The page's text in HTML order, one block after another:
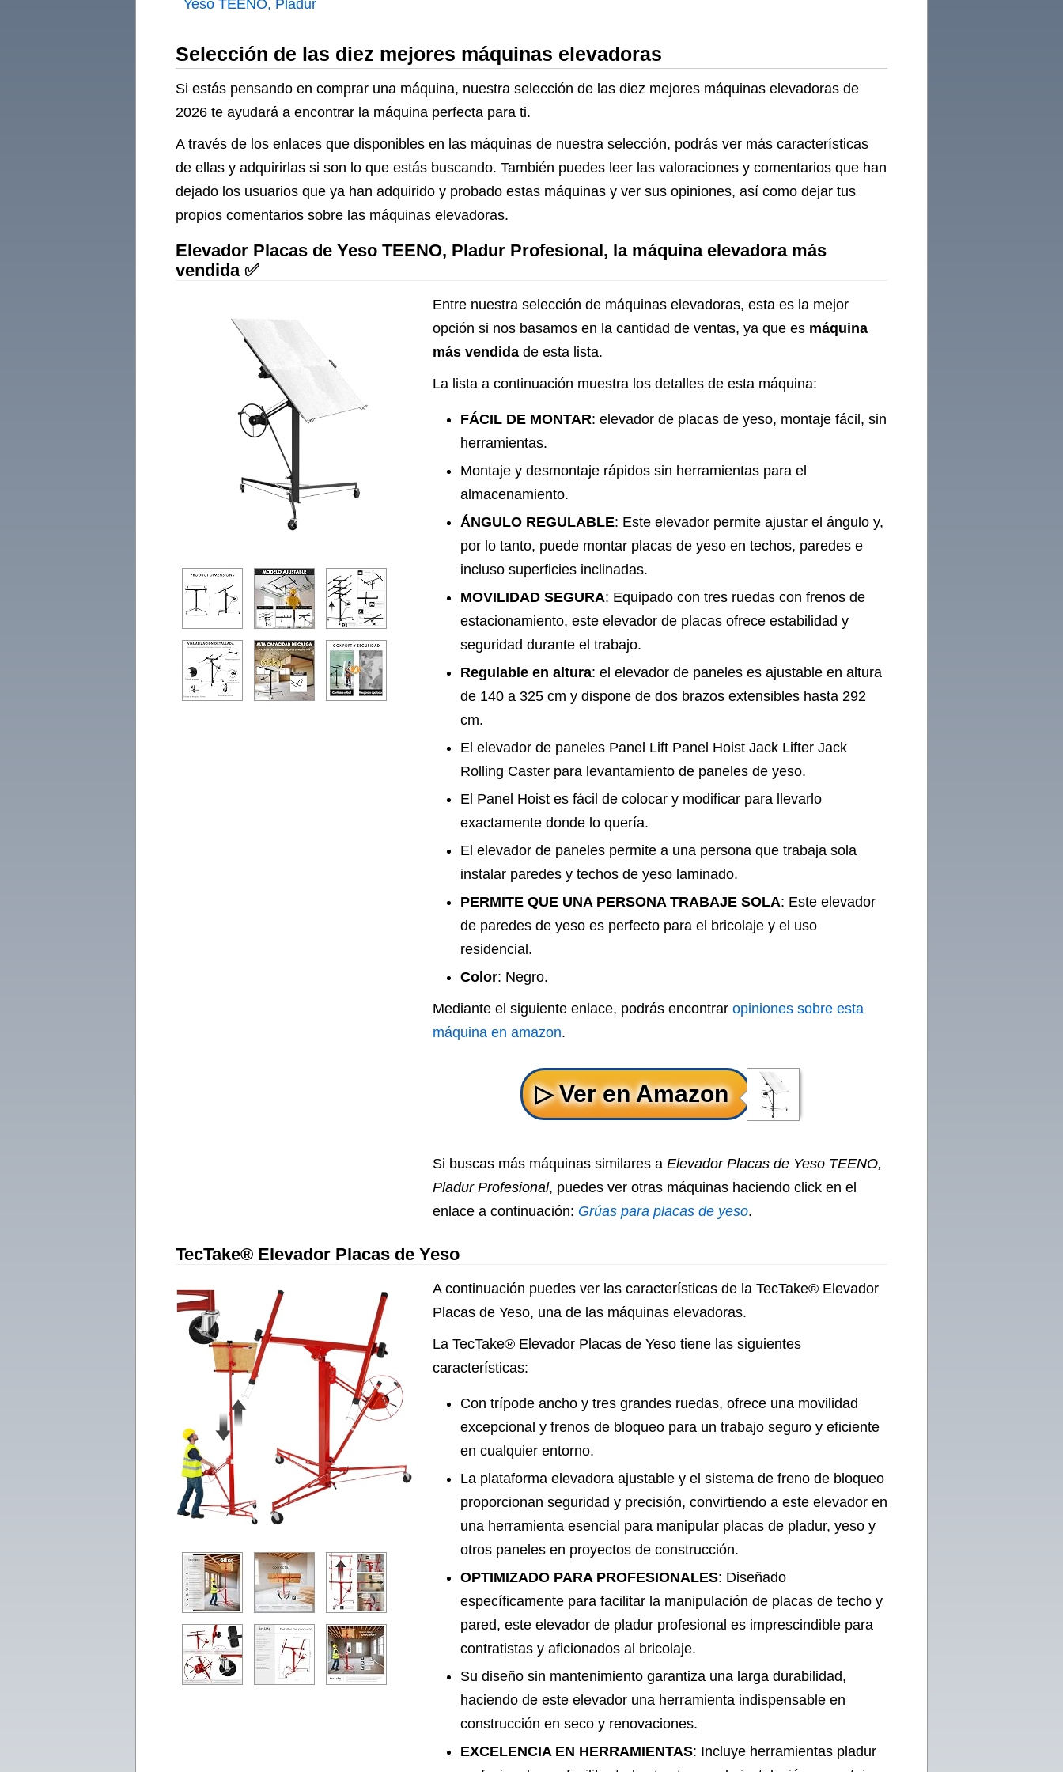
Yeso TEENO, Pladur
Selección de las diez mejores máquinas elevadoras
Si estás pensando en comprar una máquina, nuestra selección de las diez mejores máquinas elevadoras de
2026 te ayudará a encontrar la máquina perfecta para ti.
A través de los enlaces que disponibles en las máquinas de nuestra selección, podrás ver más características
de ellas y adquirirlas si son lo que estás buscando. También puedes leer las valoraciones y comentarios que han
dejado los usuarios que ya han adquirido y probado estas máquinas y ver sus opiniones, así como dejar tus
propios comentarios sobre las máquinas elevadoras.
Elevador Placas de Yeso TEENO, Pladur Profesional, la máquina elevadora más
vendida ✅
Entre nuestra selección de máquinas elevadoras, esta es la mejor
opción si nos basamos en la cantidad de ventas, ya que es máquina
más vendida de esta lista.
La lista a continuación muestra los detalles de esta máquina:
FÁCIL DE MONTAR: elevador de placas de yeso, montaje fácil, sin
herramientas.
Montaje y desmontaje rápidos sin herramientas para el
almacenamiento.
ÁNGULO REGULABLE: Este elevador permite ajustar el ángulo y,
por lo tanto, puede montar placas de yeso en techos, paredes e
incluso superficies inclinadas.
MOVILIDAD SEGURA: Equipado con tres ruedas con frenos de
estacionamiento, este elevador de placas ofrece estabilidad y
seguridad durante el trabajo.
Regulable en altura: el elevador de paneles es ajustable en altura
de 140 a 325 cm y dispone de dos brazos extensibles hasta 292
cm.
El elevador de paneles Panel Lift Panel Hoist Jack Lifter Jack
Rolling Caster para levantamiento de paneles de yeso.
El Panel Hoist es fácil de colocar y modificar para llevarlo
exactamente donde lo quería.
El elevador de paneles permite a una persona que trabaja sola
instalar paredes y techos de yeso laminado.
PERMITE QUE UNA PERSONA TRABAJE SOLA: Este elevador
de paredes de yeso es perfecto para el bricolaje y el uso
residencial.
Color: Negro.
Mediante el siguiente enlace, podrás encontrar opiniones sobre esta
máquina en amazon.
Si buscas más máquinas similares a Elevador Placas de Yeso TEENO,
Pladur Profesional, puedes ver otras máquinas haciendo click en el
enlace a continuación: Grúas para placas de yeso.
TecTake® Elevador Placas de Yeso
A continuación puedes ver las características de la TecTake® Elevador
Placas de Yeso, una de las máquinas elevadoras.
La TecTake® Elevador Placas de Yeso tiene las siguientes
características:
Con trípode ancho y tres grandes ruedas, ofrece una movilidad
excepcional y frenos de bloqueo para un trabajo seguro y eficiente
en cualquier entorno.
La plataforma elevadora ajustable y el sistema de freno de bloqueo
proporcionan seguridad y precisión, convirtiendo a este elevador en
una herramienta esencial para manipular placas de pladur, yeso y
otros paneles en proyectos de construcción.
OPTIMIZADO PARA PROFESIONALES: Diseñado
específicamente para facilitar la manipulación de placas de techo y
pared, este elevador de pladur profesional es imprescindible para
contratistas y aficionados al bricolaje.
Su diseño sin mantenimiento garantiza una larga durabilidad,
haciendo de este elevador una herramienta indispensable en
construcción en seco y renovaciones.
EXCELENCIA EN HERRAMIENTAS: Incluye herramientas pladur